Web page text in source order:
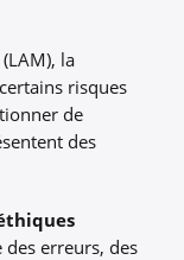
la
risques
de
des
erreurs, des